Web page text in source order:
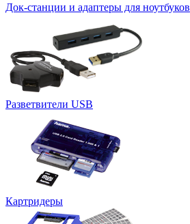
Док-станции и адаптеры для ноутбуков
Разветвители USB
Картридеры